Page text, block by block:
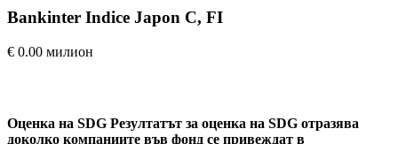
Bankinter Indice Japon C, FI
€ 0.00 милион
Оценка на SDG Резултатът за оценка на SDG отразява
доколко компаниите във фонд се привеждат в